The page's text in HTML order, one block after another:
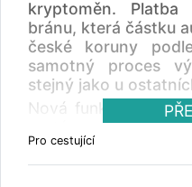
kryptoměn.
bránu, která částku
české koruny
samotný proces
stejný jako u
Nová funkce je
systému Android s
vyšší, přičemž
doplněna v
Pro cestující